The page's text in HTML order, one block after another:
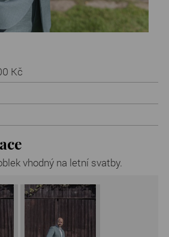
Kč
vhodný na letní svatby.